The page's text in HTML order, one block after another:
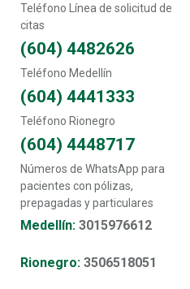
Teléfono Línea de solicitud de
citas
(604) 4482626
Teléfono Medellín
(604) 4441333
Teléfono Rionegro
(604) 4448717
Números de WhatsApp para
pacientes con pólizas,
prepagadas y particulares
Medellín: 3015976612
Rionegro: 3506518051
footer